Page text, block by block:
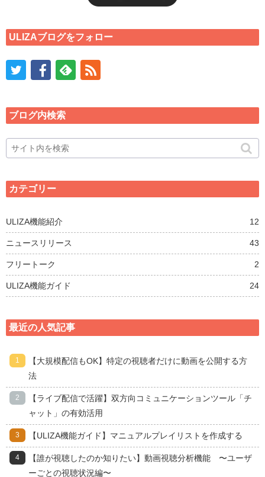
ULIZAブログをフォロー
ブログ内検索
カテゴリー
ULIZA機能紹介 12
ニュースリリース 43
フリートーク 2
ULIZA機能ガイド 24
最近の人気記事
【大規模配信もOK】特定の視聴者だけに動画を公開する方
法
【ライブ配信で活躍】双方向コミュニケーションツール「チ
ャット」の有効活用
【ULIZA機能ガイド】マニュアルプレイリストを作成する
【誰が視聴したのか知りたい】動画視聴分析機能 〜ユーザ
ーごとの視聴状況編〜